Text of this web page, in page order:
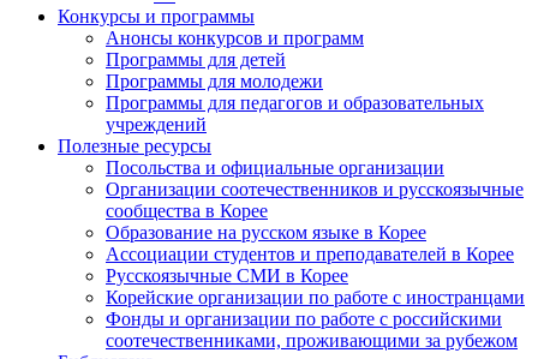
Конкурсы и программы
Анонсы конкурсов и программ
Программы для детей
Программы для молодежи
Программы для педагогов и образовательных
учреждений
Полезные ресурсы
Посольства и официальные организации
Организации соотечественников и русскоязычные
сообщества в Корее
Образование на русском языке в Корее
Ассоциации студентов и преподавателей в Корее
Русскоязычные СМИ в Корее
Корейские организации по работе с иностранцами
Фонды и организации по работе с российскими
соотечественниками, проживающими за рубежом